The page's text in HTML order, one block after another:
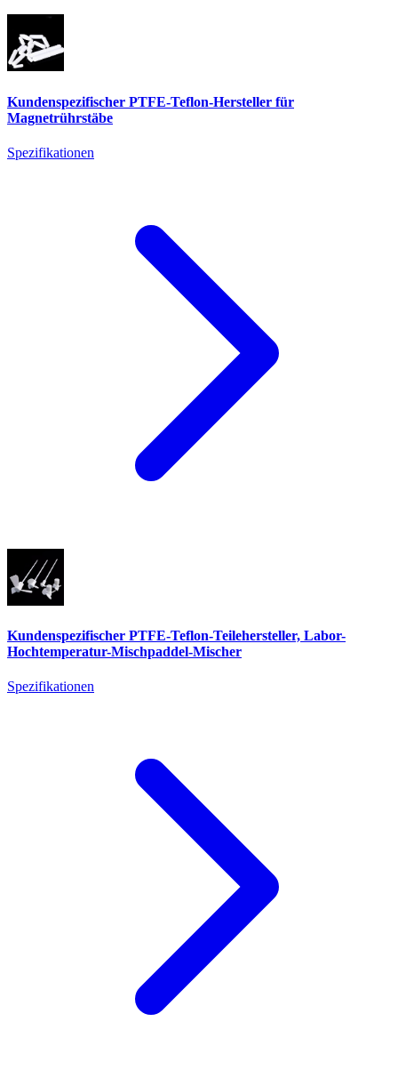
Kundenspezifischer PTFE-Teflon-Hersteller für
Magnetrührstäbe
Spezifikationen
Kundenspezifischer PTFE-Teflon-Teilehersteller, Labor-
Hochtemperatur-Mischpaddel-Mischer
Spezifikationen